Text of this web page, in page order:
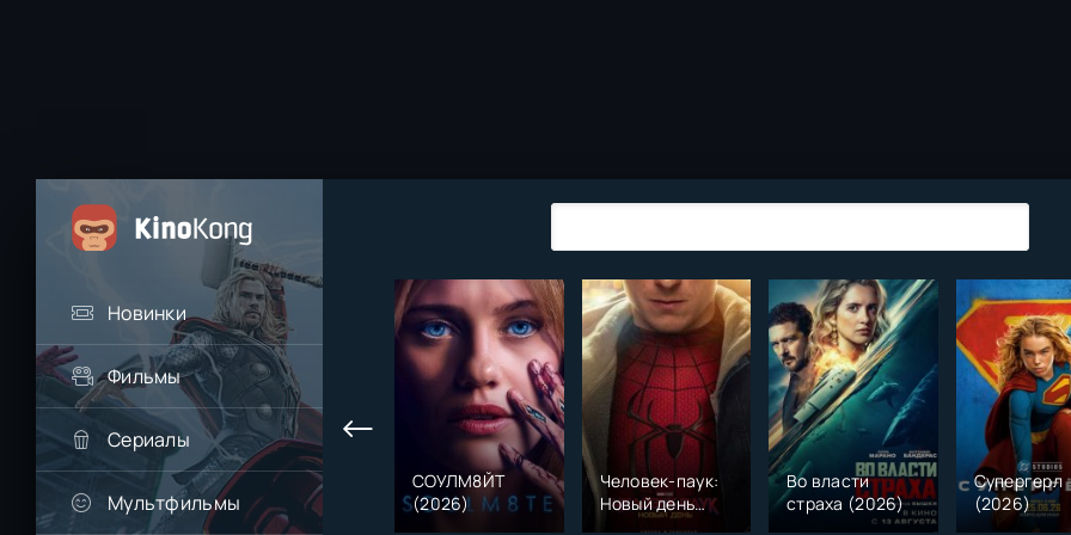
Новинки
Фильмы
Сериалы
Мультфильмы
СОУЛМ8ЙТ
(2026)
Человек-паук:
Новый день
(2026)
Во власти
страха (2026)
Супергерл
(2026)